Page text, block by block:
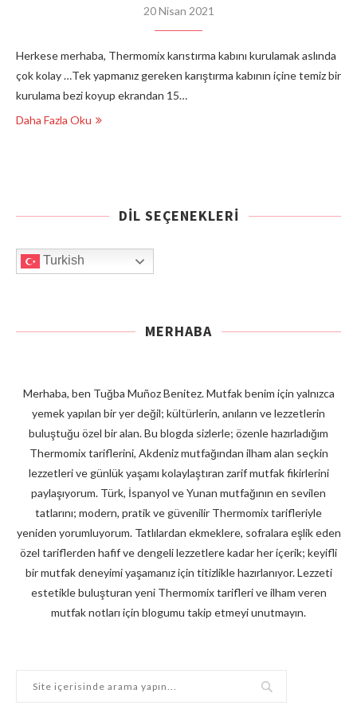
20 Nisan 2021
Herkese merhaba, Thermomix karıstırma kabını kurulamak aslında
çok kolay …Tek yapmanız gereken karıştırma kabının içine temiz bir
kurulama bezi koyup ekrandan 15…
Daha Fazla Oku
DIL SEÇENEKLERI
Turkish
MERHABA
Merhaba, ben Tuğba Muñoz Benitez. Mutfak benim için yalnızca
yemek yapılan bir yer değil; kültürlerin, anıların ve lezzetlerin
buluştuğu özel bir alan. Bu blogda sizlerle; özenle hazırladığım
Thermomix tariflerini, Akdeniz mutfağından ilham alan seçkin
lezzetleri ve günlük yaşamı kolaylaştıran zarif mutfak fikirlerini
paylaşıyorum. Türk, İspanyol ve Yunan mutfağının en sevilen
tatlarını; modern, pratik ve güvenilir Thermomix tarifleriyle
yeniden yorumluyorum. Tatlılardan ekmeklere, sofralara eşlik eden
özel tariflerden hafif ve dengeli lezzetlere kadar her içerik; keyifli
bir mutfak deneyimi yaşamanız için titizlikle hazırlanıyor. Lezzeti
estetikle buluşturan yeni Thermomix tarifleri ve ilham veren
mutfak notları için blogumu takip etmeyi unutmayın.